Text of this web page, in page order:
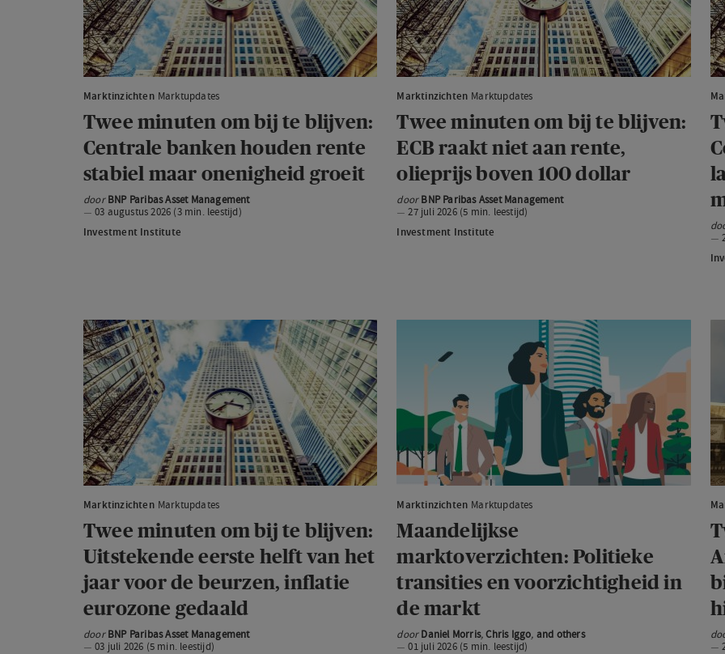
te
blijven:
Centrale
banken
houden
rente
stabiel
maar
onenigheid
groeit
Marktinzichten Marktupdates
Twee minuten om bij te blijven:
Centrale banken houden rente
stabiel maar onenigheid groeit
doorBNP Paribas Asset Management
03 augustus 2026 (3 min. leestijd)
Investment Institute
te
blijven:
ECB
raakt
niet
aan
rente,
olieprijs
boven
100
dollar
Marktinzichten Marktupdates
Twee minuten om bij te blijven:
ECB raakt niet aan rente,
olieprijs boven 100 dollar
doorBNP Paribas Asset Management
27 juli 2026 (5 min. leestijd)
Investment Institute
te
in
Twee
minuten
om
bij
te
blijven:
Uitstekende
eerste
helft
van
het
jaar
voor
de
beurzen,
Marktinzichten Marktupdates
Twee minuten om bij te blijven:
Uitstekende eerste helft van het
jaar voor de beurzen, inflatie
eurozone gedaald
doorBNP Paribas Asset Management
03 juli 2026 (5 min. leestijd)
marktoverzichten:
transities
en
voorzichtigheid
in
markt
Marktinzichten Marktupdates
Maandelijkse
marktoverzichten: Politieke
transities en voorzichtigheid in
de markt
doorDaniel Morris,Chris Iggo, and others
01 juli 2026 (5 min. leestijd)
te